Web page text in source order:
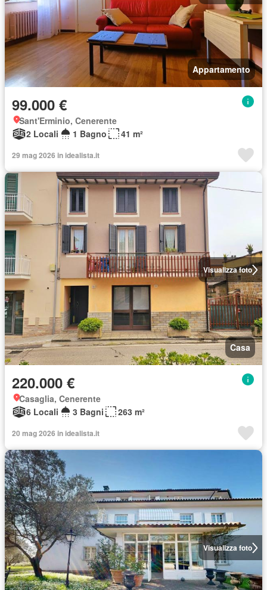
Appartamento
99.000 €
Sant'Erminio, Cenerente
2 Locali
1 Bagno 41 m²
29 mag 2026 in idealista.it
Visualizza foto
Casa
220.000 €
Casaglia, Cenerente
6 Locali
3 Bagni 263 m²
20 mag 2026 in idealista.it
Visualizza foto